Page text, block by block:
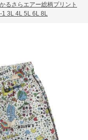
るさらエアー総柄プリント
3L 4L 5L 6L 8L